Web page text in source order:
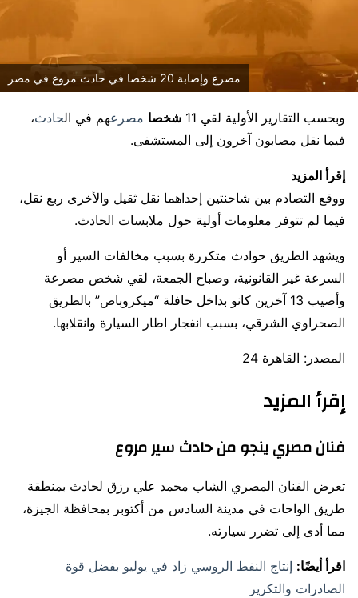
مصرع وإصابة 20 شخصا في حادث مروع في مصر
وبحسب التقارير الأولية لقي 11 شخصا مصرعهم في الحادث،
فيما نقل مصابون آخرون إلى المستشفى.
إقرأ المزيد
ووقع التصادم بين شاحنتين إحداهما نقل ثقيل والأخرى ربع نقل،
فيما لم تتوفر معلومات أولية حول ملابسات الحادث.
ويشهد الطريق حوادث متكررة بسبب مخالفات السير أو
السرعة غير القانونية، وصباح الجمعة، لقي شخص مصرعة
وأصيب 13 آخرين كانو بداخل حافلة “ميكروباص” بالطريق
الصحراوي الشرقي، بسبب انفجار اطار السيارة وانقلابها.
المصدر: القاهرة 24
إقرأ المزيد
فنان مصري ينجو من حادث سير مروع
تعرض الفنان المصري الشاب محمد علي رزق لحادث بمنطقة
طريق الواحات في مدينة السادس من أكتوبر بمحافظة الجيزة،
مما أدى إلى تضرر سيارته.
اقرأ أيضًا: إنتاج النفط الروسي زاد في يوليو بفضل قوة
الصادرات والتكرير